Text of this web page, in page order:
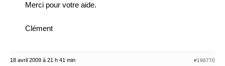
Merci pour votre aide.
Clément
18 avril 2009 à 21 h 41 min #196770